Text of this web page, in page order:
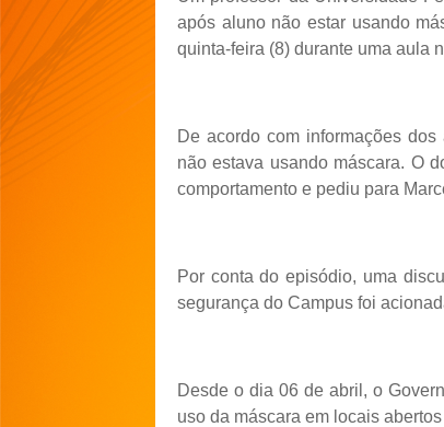
após aluno não estar usando
quinta-feira (8) durante uma aula
De acordo com informações
não estava usando máscara. O
comportamento e pediu para
Por conta do episódio, uma
segurança do Campus foi
Desde o dia 06 de abril, o
uso da máscara em locais